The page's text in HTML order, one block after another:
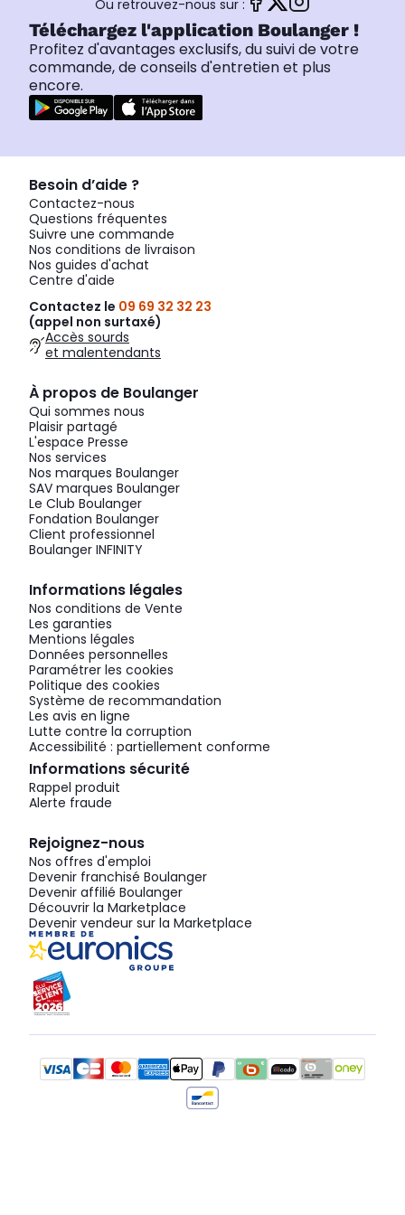
Ou retrouvez-nous sur :
Téléchargez l'application Boulanger !
Profitez d'avantages exclusifs, du suivi de votre
commande, de conseils d'entretien et plus
encore.
Besoin d’aide ?
Contactez-nous
Questions fréquentes
Suivre une commande
Nos conditions de livraison
Nos guides d'achat
Centre d'aide
Contactez le 09 69 32 32 23
(appel non surtaxé)
Accès sourds
et malentendants
À propos de Boulanger
Qui sommes nous
Plaisir partagé
L'espace Presse
Nos services
Nos marques Boulanger
SAV marques Boulanger
Le Club Boulanger
Fondation Boulanger
Client professionnel
Boulanger INFINITY
Informations légales
Nos conditions de Vente
Les garanties
Mentions légales
Données personnelles
Paramétrer les cookies
Politique des cookies
Système de recommandation
Les avis en ligne
Lutte contre la corruption
Accessibilité : partiellement conforme
Informations sécurité
Rappel produit
Alerte fraude
Rejoignez-nous
Nos offres d'emploi
Devenir franchisé Boulanger
Devenir affilié Boulanger
Découvrir la Marketplace
Devenir vendeur sur la Marketplace